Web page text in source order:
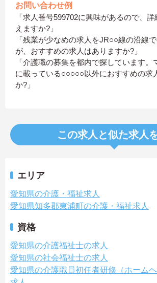
お問い合わせ例
「求人番号599702に興味があるので、
えますか?」
「残業が少なめの求人をJR○○線の沿線
が、おすすめの求人はありますか?」
「介護職の募集を都内で探しています。
に載っている○○○○○以外におすすめの求
か?」
この求人と似た求人
エリア
愛知県の介護・福祉求人
愛知県知多郡東浦町の介護・福祉求人
資格
愛知県の介護福祉士の求人
愛知県の社会福祉士の求人
愛知県の介護職員初任者研修（ホーム